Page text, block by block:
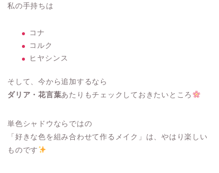
私の手持ちは
コナ
コルク
ヒヤシンス
そして、今から追加するなら
ダリア・花言葉あたりもチェックしておきたいところ
単色シャドウならではの
「好きな色を組み合わせて作るメイク」は、やはり楽しい
ものです